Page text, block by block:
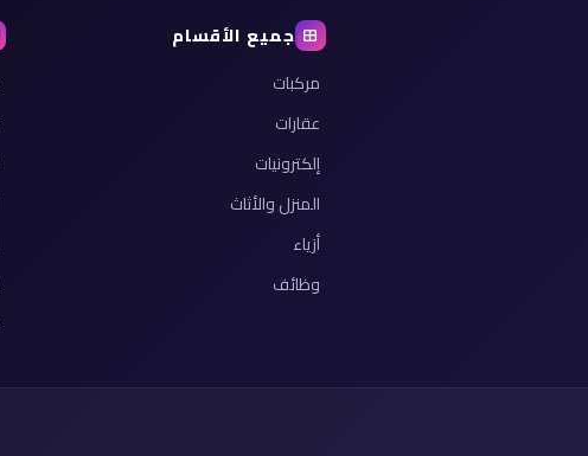
جميع الأقسام
مركبات
عقارات
إلكترونيات
المنزل والأثاث
أزياء
وظائف